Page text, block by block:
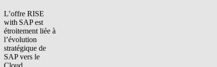
L’offre RISE
with SAP est
étroitement liée à
l’évolution
stratégique de
SAP vers le
Cloud